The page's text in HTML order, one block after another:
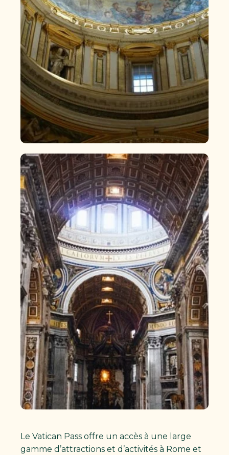
Le Vatican Pass offre un accès à une large
gamme d’attractions et d’activités à Rome et